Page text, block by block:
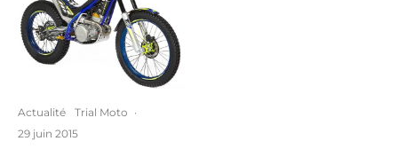
Actualité Trial Moto ·
29 juin 2015